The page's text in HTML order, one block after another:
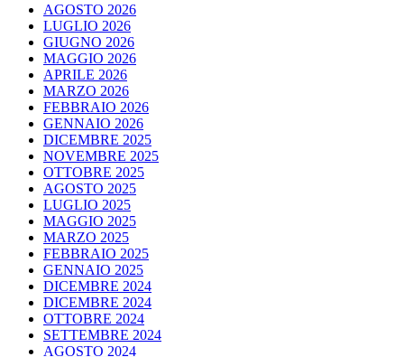
AGOSTO 2026
LUGLIO 2026
GIUGNO 2026
MAGGIO 2026
APRILE 2026
MARZO 2026
FEBBRAIO 2026
GENNAIO 2026
DICEMBRE 2025
NOVEMBRE 2025
OTTOBRE 2025
AGOSTO 2025
LUGLIO 2025
MAGGIO 2025
MARZO 2025
FEBBRAIO 2025
GENNAIO 2025
DICEMBRE 2024
DICEMBRE 2024
OTTOBRE 2024
SETTEMBRE 2024
AGOSTO 2024